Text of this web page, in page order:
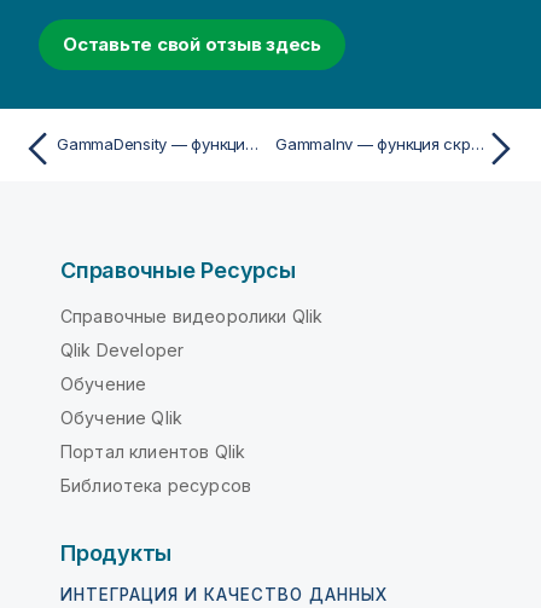
Оставьте свой отзыв здесь
GammaDensity — функция скриптa и диаграммы GammaInv — функция скриптa и диаграммы
Справочные Ресурсы
Справочные видеоролики Qlik
Qlik Developer
Обучение
Обучение Qlik
Портал клиентов Qlik
Библиотека ресурсов
Продукты
ИНТЕГРАЦИЯ И КАЧЕСТВО ДАННЫХ